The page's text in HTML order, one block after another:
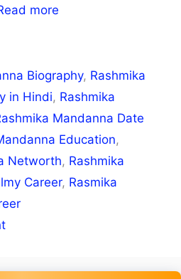
more
Biography, Rashmika
in Hindi, Rashmika
Mandanna Date
Education,
Networth, Rashmika
Career, Rasmika